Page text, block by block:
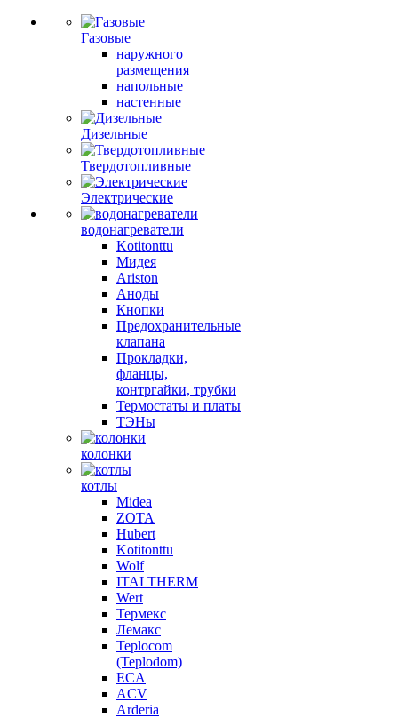
Газовые
наружного
размещения
напольные
настенные
Дизельные
Твердотопливные
Электрические
водонагреватели
Kotitonttu
Мидея
Ariston
Аноды
Кнопки
Предохранительные
клапана
Прокладки,
фланцы,
контргайки, трубки
Термостаты и платы
ТЭНы
колонки
котлы
Midea
ZOTA
Hubert
Kotitonttu
Wolf
ITALTHERM
Wert
Термекс
Лемакс
Teplocom
(Teplodom)
ECA
ACV
Arderia